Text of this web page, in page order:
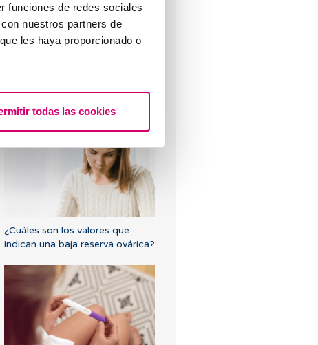
funciones de redes sociales
nuestros partners de
les haya proporcionado o
todas las cookies
ovarios?
¿Cuáles son los valores que
indican una baja reserva ovárica?